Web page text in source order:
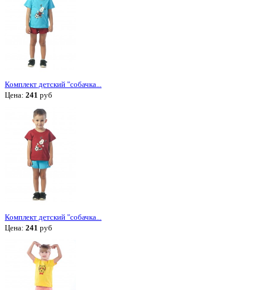
Комплект детский "собачка...
Цена: 241 руб
Комплект детский "собачка...
Цена: 241 руб